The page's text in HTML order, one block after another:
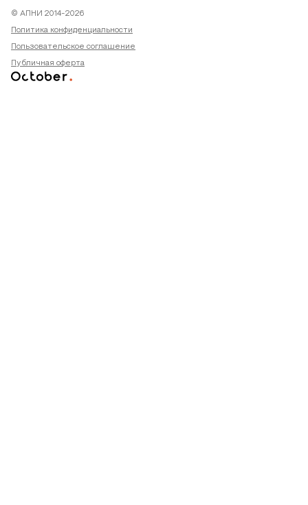
© АПНИ 2014-2026
Политика конфиденциальности
Пользовательское соглашение
Публичная оферта